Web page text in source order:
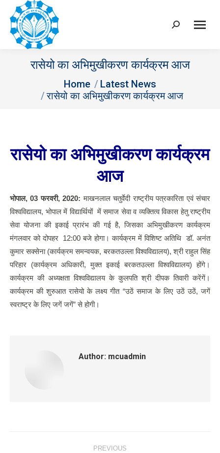
Search:
रासेयो का अभिमुखीकरण कार्यक्रम आज
Home
Latest News
रासेयो का अभिमुखीकरण कार्यक्रम आज
रासेयो का अभिमुखीकरण कार्यक्रम
आज
भोपाल, 03 फरवरी, 2020: माखनलाल चतुर्वेदी राष्ट्रीय पत्रकारिता एवं संचार
विश्वविद्यालय, भोपाल में विद्यार्थियों में समाज सेवा व व्यक्तित्व विकास हेतु राष्ट्रीय
सेवा योजना की इकाई प्रारंभ की गई है, जिसका अभिमुखीकरण कार्यक्रम
मंगलवार को दोपहर 12:00 बजे होगा। कार्यक्रम में विशिष्ट अतिथि डॉ. अनंत
कुमार सक्सेना (कार्यक्रम समन्वयक, बरकतउल्ला विश्वविद्यालय), श्री राहुल सिंह
परिहार (कार्यक्रम अधिकारी, मुक्त इकाई बरकतउल्ला विश्वविद्यालय) होंगे।
कार्यक्रम की अध्यक्षता विश्वविद्यालय के कुलपति श्री दीपक तिवारी करेंगें।
कार्यक्रम की शुरुआत रासेयो के लक्ष्य गीत “उठें समाज के लिए उठें उठें, जगें
स्वराष्ट्र के लिए जगें जगें” से होगी।
Author: mcuadmin
PREVIOUS